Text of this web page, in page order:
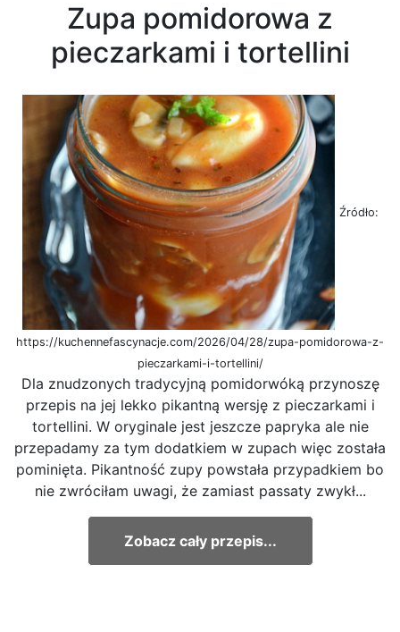
Zupa pomidorowa z
pieczarkami i tortellini
Źródło:
https://kuchennefascynacje.com/2026/04/28/zupa-pomidorowa-z-
pieczarkami-i-tortellini/
Dla znudzonych tradycyjną pomidorwóką przynoszę
przepis na jej lekko pikantną wersję z pieczarkami i
tortellini. W oryginale jest jeszcze papryka ale nie
przepadamy za tym dodatkiem w zupach więc została
pominięta. Pikantność zupy powstała przypadkiem bo
nie zwróciłam uwagi, że zamiast passaty zwykł...
Zobacz cały przepis...